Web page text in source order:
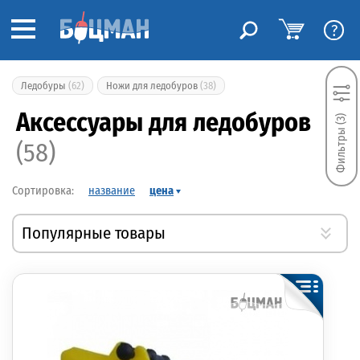
?
Ледобуры (62) Ножи для ледобуров (38)
Аксессуары для ледобуров
(58)
название цена
Популярные товары
Фильтры (3)